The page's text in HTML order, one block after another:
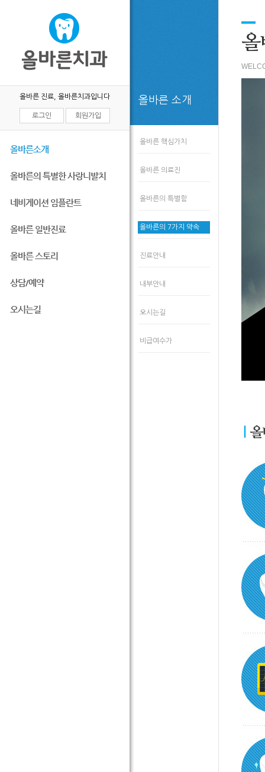
올바른 진료, 올바른치과입니다
로그인 회원가입
올바른소개
올바른의 특별한 사랑니발치
네비게이션 임플란트
올바른 일반진료
올바른 스토리
상담/예약
오시는길
올바른 소개
올바른 핵심가치
올바른 의료진
올바른의 특별함
올바른의 7가지 약속
진료안내
내부안내
오시는길
비급여수가
올